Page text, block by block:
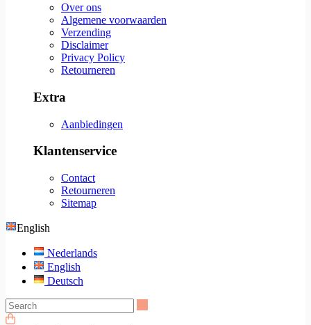
Over ons
Algemene voorwaarden
Verzending
Disclaimer
Privacy Policy
Retourneren
Extra
Aanbiedingen
Klantenservice
Contact
Retourneren
Sitemap
English
Nederlands
English
Deutsch